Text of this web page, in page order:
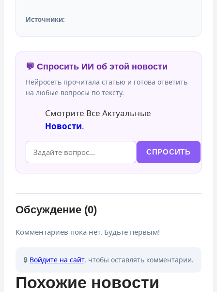
Источники:
💬 Спросить ИИ об этой новости
Нейросеть прочитала статью и готова ответить
на любые вопросы по тексту.
Смотрите Все Актуальные
Новости.
СПРОСИТЬ
Обсуждение (0)
Комментариев пока нет. Будьте первым!
🔒 Войдите на сайт, чтобы оставлять комментарии.
Похожие новости